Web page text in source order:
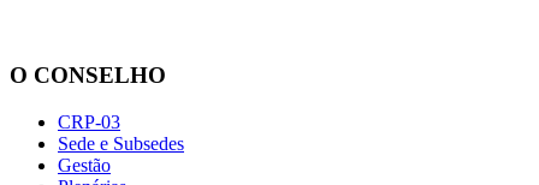
O CONSELHO
CRP-03
Sede e Subsedes
Gestão